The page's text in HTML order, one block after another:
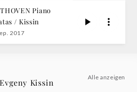
Piano
/ Kissin
2017
Kissin
Alle anzeigen